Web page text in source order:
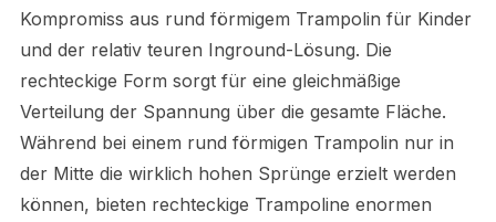
Kompromiss aus rund förmigem Trampolin für Kinder
und der relativ teuren Inground-Lösung. Die
rechteckige Form sorgt für eine gleichmäßige
Verteilung der Spannung über die gesamte Fläche.
Während bei einem rund förmigen Trampolin nur in
der Mitte die wirklich hohen Sprünge erzielt werden
können, bieten rechteckige Trampoline enormen